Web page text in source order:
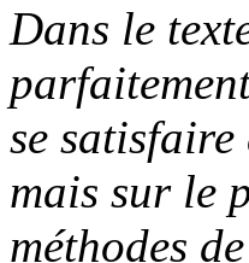
Dans le
se
mais sur le
méthodes